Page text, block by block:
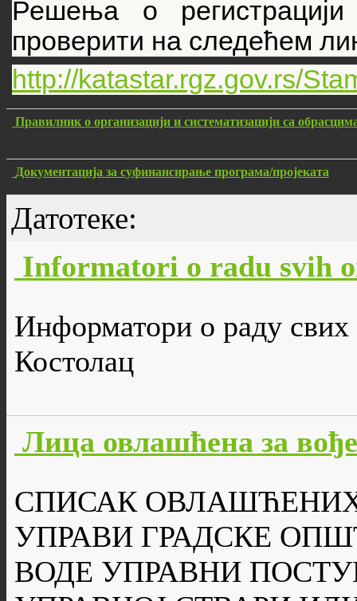
Решења о
проверити на следећем
http://katastar.rgz.gov.rs/
Правилник о организацији и систематизацији са
Документација за суфинансирање програма/пројеката
Датотеке:
Informatori o radu svih
Информатори о раду
Костолац
Лица овлашћена за
СПИСАК
УПРАВИ ГРАДСКЕ
ВОДЕ УПРАВНИ